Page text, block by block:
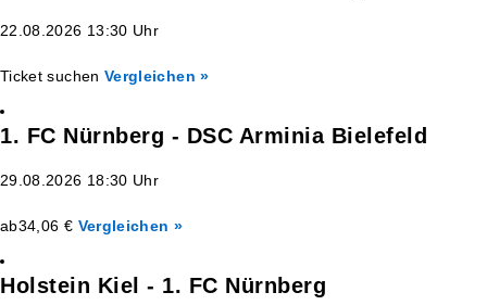
22.08.2026 13:30 Uhr
Ticket suchen Vergleichen »
1. FC Nürnberg - DSC Arminia Bielefeld
29.08.2026 18:30 Uhr
ab34,06 € Vergleichen »
Holstein Kiel - 1. FC Nürnberg